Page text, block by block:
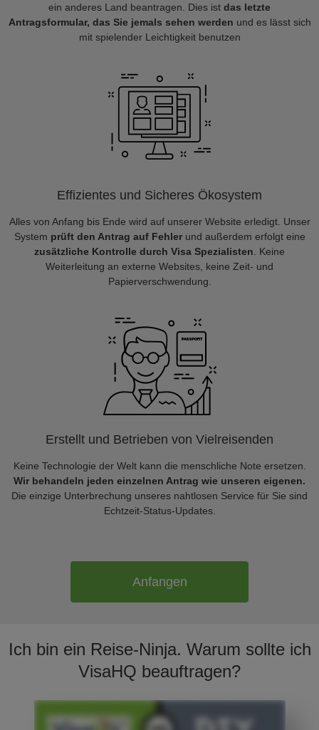
ein anderes Land beantragen. Dies ist das letzte
Antragsformular, das Sie jemals sehen werden und es lässt sich
mit spielender Leichtigkeit benutzen
Effizientes und Sicheres Ökosystem
Alles von Anfang bis Ende wird auf unserer Website erledigt. Unser
System prüft den Antrag auf Fehlerund außerdem erfolgt eine
zusätzliche Kontrolle durch Visa Spezialisten . Keine
Weiterleitung an externe Websites, keine Zeit- und
Papierverschwendung.
Erstellt und Betrieben von Vielreisenden
Keine Technologie der Welt kann die menschliche Note ersetzen.
Wir behandeln jeden einzelnen Antrag wie unseren eigenen.
Die einzige Unterbrechung unseres nahtlosen Service für Sie sind
Echtzeit-Status-Updates.
Anfangen
Ich bin ein Reise-Ninja. Warum sollte ich
VisaHQ beauftragen?